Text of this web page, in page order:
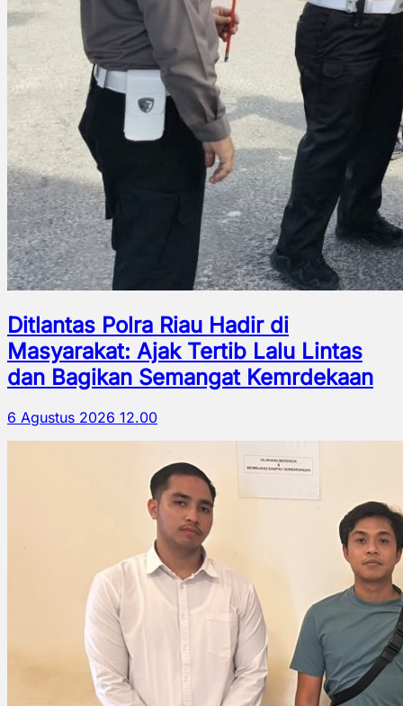
Ditlantas Polra Riau Hadir di
Masyarakat: Ajak Tertib Lalu Lintas
dan Bagikan Semangat Kemrdekaan
6 Agustus 2026 12.00